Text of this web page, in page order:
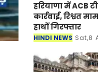
हरियाणा में ACB
कार्रवाई, रिश्वत
हाथों गिरफ्तार
HINDI NEWS Sat,8